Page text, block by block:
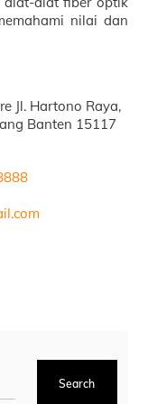
nilai dan
Jl. Hartono Raya,
Banten 15117
Search